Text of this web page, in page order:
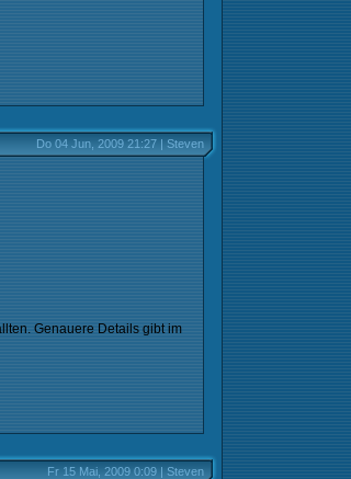
Do 04 Jun, 2009 21:27 | Steven
Genauere Details gibt im
Fr 15 Mai, 2009 0:09 | Steven